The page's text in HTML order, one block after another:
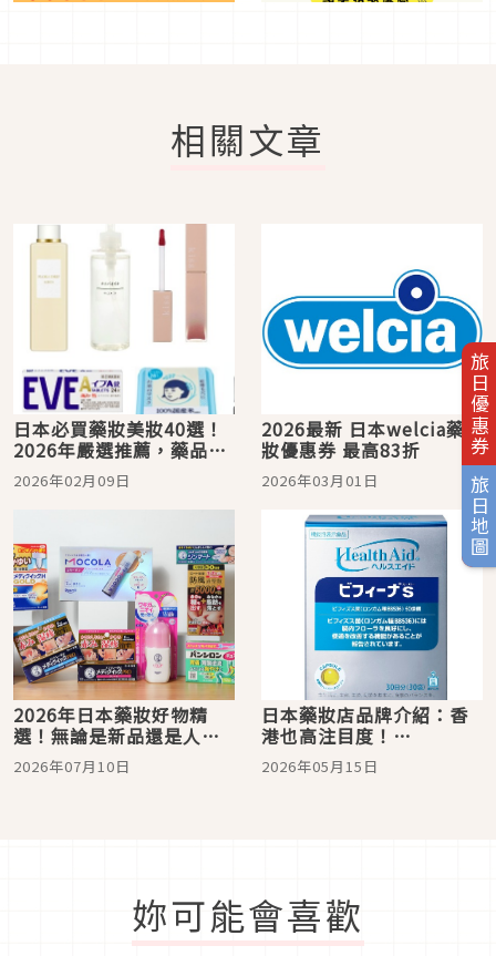
旅日優惠券
旅日地圖
相關文章
日本必買藥妝美妝40選！
2026年嚴選推薦，藥品保
養彩妝商品都有！
2026年02月09日
2026最新 日本welcia藥
妝優惠券 最高83折
2026年03月01日
2026年日本藥妝好物精
選！無論是新品還是人氣
不衰萬年必買，來日本就
是要把這些商品帶回家
2026年07月10日
日本藥妝店品牌介紹：香
港也高注目度！
「Bifina」製造商「森下
仁丹」！人氣商品總整理
2026年05月15日
妳可能會喜歡